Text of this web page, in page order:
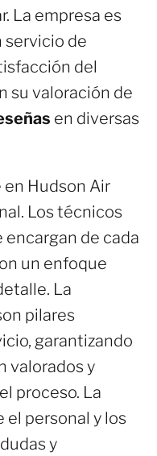
La empresa es
servicio de
del
su valoración de
en diversas
Hudson Air
Los técnicos
de cada
un enfoque
La
pilares
garantizando
valorados y
proceso. La
personal y los
y